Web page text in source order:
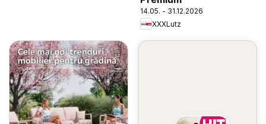
14.05. - 31.12.2026
XXXLutz